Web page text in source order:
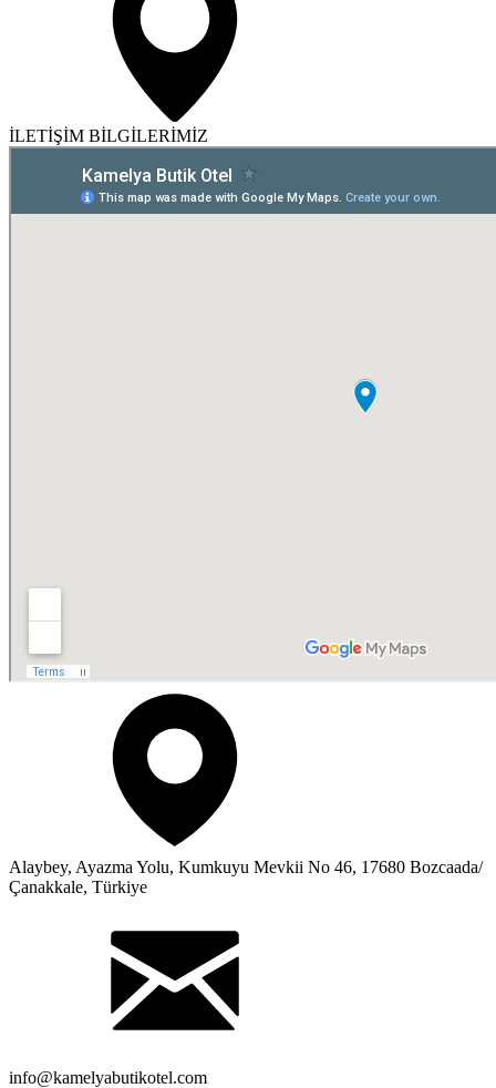
İLETİŞİM BİLGİLERİMİZ
Alaybey, Ayazma Yolu, Kumkuyu Mevkii No 46, 17680 Bozcaada/
Çanakkale, Türkiye
info@kamelyabutikotel.com